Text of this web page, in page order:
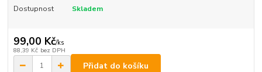
Dostupnost Skladem
99,00 Kč/ks
88,39 Kč bez DPH
Přidat do košíku